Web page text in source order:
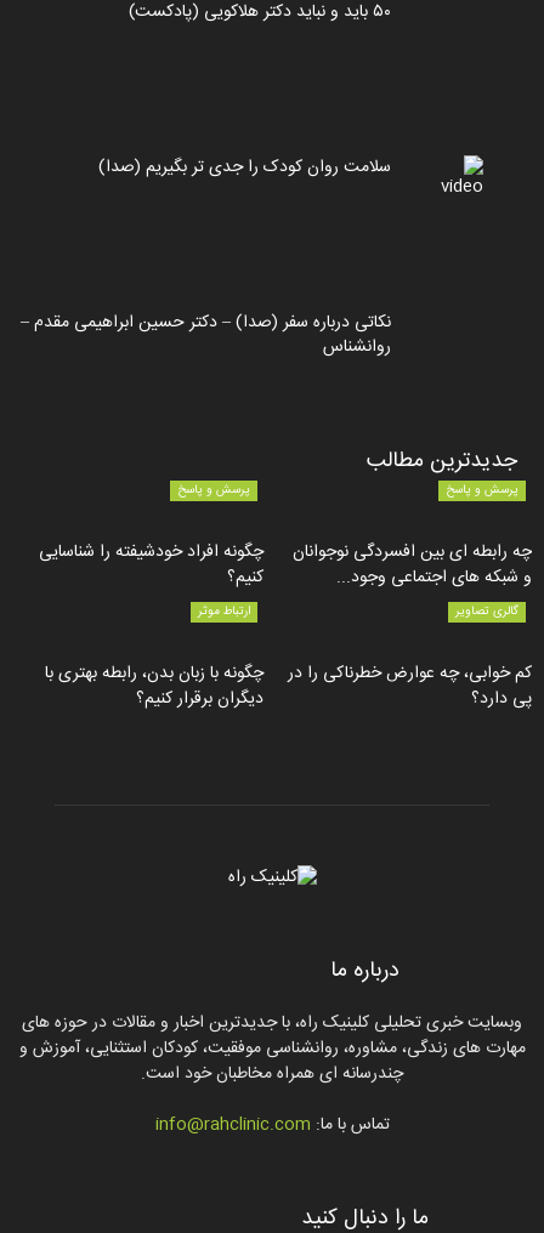
۵۰ باید و نباید دکتر هلاکویی (پادکست)
سلامت روان کودک را جدی تر بگیریم (صدا)
نکاتی درباره سفر (صدا) – دکتر حسین ابراهیمی مقدم –
روانشناس
جدیدترین مطالب
پرسش و پاسخ
چگونه افراد خودشیفته را شناسایی
کنیم؟
پرسش و پاسخ
چه رابطه ای بین افسردگی نوجوانان
و شبکه های اجتماعی وجود...
ارتباط موثر
چگونه با زبان بدن، رابطه بهتری با
دیگران برقرار کنیم؟
گالری تصاویر
کم خوابی، چه عوارض خطرناکی را در
پی دارد؟
درباره ما
وبسایت خبری تحلیلی کلینیک راه، با جدیدترین اخبار و مقالات در حوزه های
مهارت های زندگی، مشاوره، روانشناسی موفقیت، کودکان استثنایی، آموزش و
چندرسانه ای همراه مخاطبان خود است.
تماس با ما: info@rahclinic.com
ما را دنبال کنید